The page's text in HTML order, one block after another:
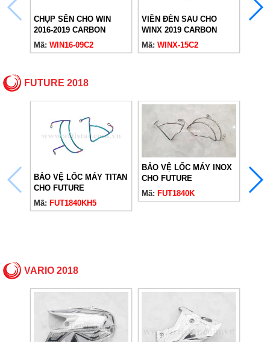
CHỤP SÊN CHO WIN
2016-2019 CARBON
Mã: WIN16-09C2
VIỀN ĐÈN SAU CHO
WINX 2019 CARBON
Mã: WINX-15C2
ỐP
FUTURE 2018
BẢO VỆ LỐC MÁY TITAN
CHO FUTURE
Mã: FUT1840KH5
BẢO VỆ LỐC MÁY INOX
CHO FUTURE
Mã: FUT1840K
DÈ
2018
VARIO 2018